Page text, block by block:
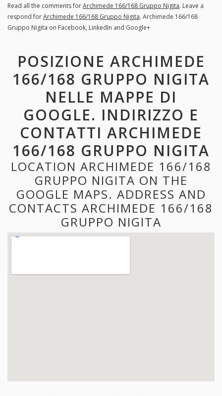
Read all the comments forArchimede 166/168 Gruppo Nigita. Leave a
respond forArchimede 166/168 Gruppo Nigita. Archimede 166/168
Gruppo Nigita on Facebook, LinkedIn and Google+
POSIZIONE ARCHIMEDE
166/168 GRUPPO NIGITA
NELLE MAPPE DI
GOOGLE. INDIRIZZO E
CONTATTI ARCHIMEDE
166/168 GRUPPO NIGITA
LOCATION ARCHIMEDE 166/168
GRUPPO NIGITA ON THE
GOOGLE MAPS. ADDRESS AND
CONTACTS ARCHIMEDE 166/168
GRUPPO NIGITA